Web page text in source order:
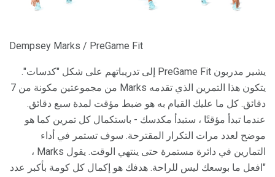
Dempsey Marks / PreGame Fit
يشير مدربون PreGame Fit إلى تدريباتهم على شكل "كدسات".
يتكون هذا التمرين الذي تقدمه Marks من مجموعتين مكونة من 7
دقائق. كل ما عليك القيام به هو ضبط مؤقت لمدة سبع دقائق.
عندما تبدأ مؤقتًا ، ستبدأ مكدسك - باستكمال كل تمرين كما هو
موضح لعدد مرات التكرار المقترحة. سوف تستمر في أداء
التمارين في دائرة مستمرة حتى ينتهي الوقت. يقول Marks ،
"افعل ما بوسعك ليس للراحة. هدفك هو إكمال كل كومة بأكبر عدد